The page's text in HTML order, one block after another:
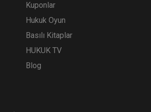
Kuponlar
Hukuk Oyun
Basılı Kitaplar
HUKUK TV
Blog